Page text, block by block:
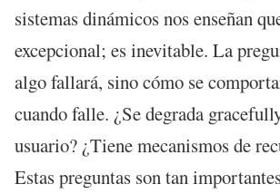
sistemas dinámicos nos enseñan
excepcional; es inevitable. La
algo fallará, sino cómo se
cuando falle. ¿Se degrada
usuario? ¿Tiene mecanismos de
Estas preguntas son tan